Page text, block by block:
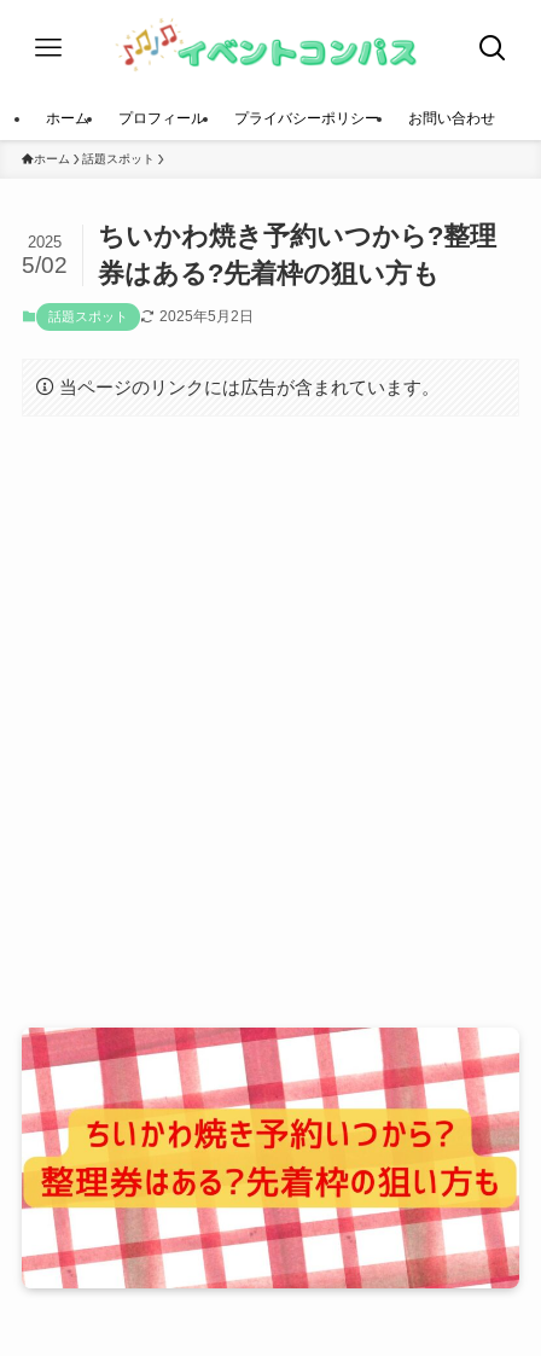
ホーム プロフィール プライバシーポリシー お問い合わせ
ホーム 話題スポット
ちいかわ焼き予約いつから?整理
券はある?先着枠の狙い方も
2025
5/02
話題スポット 2025年5月2日
当ページのリンクには広告が含まれています。